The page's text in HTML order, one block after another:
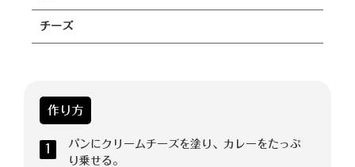
チーズ
作り方
1
パンにクリームチーズを塗り、カレーをたっぷ
り乗せる。